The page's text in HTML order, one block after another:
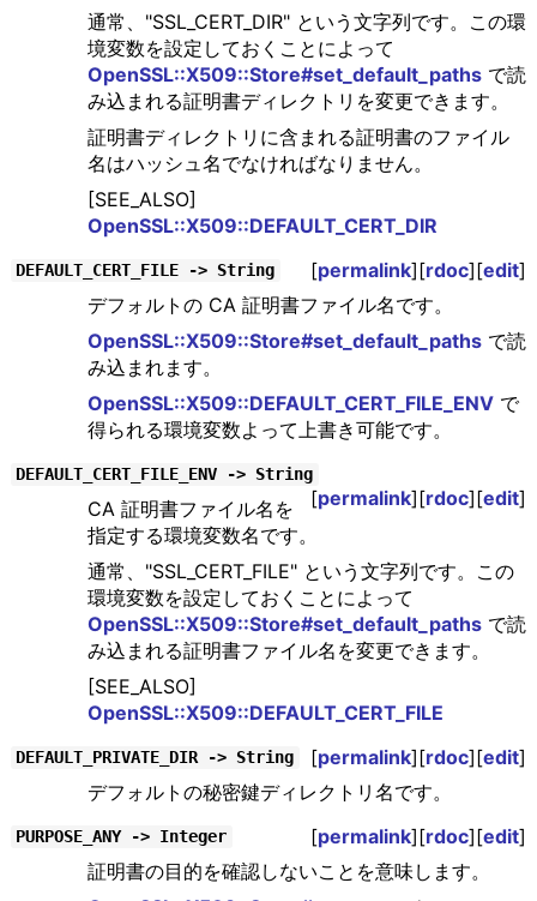
通常、"SSL_CERT_DIR" という文字列です。この環
境変数を設定しておくことによって
OpenSSL::X509::Store#set_default_pathsで読
み込まれる証明書ディレクトリを変更できます。
証明書ディレクトリに含まれる証明書のファイル
名はハッシュ名でなければなりません。
[SEE_ALSO]
OpenSSL::X509::DEFAULT_CERT_DIR
DEFAULT_CERT_FILE -> String [permalink][rdoc][edit]
デフォルトの CA 証明書ファイル名です。
OpenSSL::X509::Store#set_default_pathsで読
み込まれます。
OpenSSL::X509::DEFAULT_CERT_FILE_ENVで
得られる環境変数よって上書き可能です。
DEFAULT_CERT_FILE_ENV -> String
[permalink][rdoc][edit]
CA 証明書ファイル名を
指定する環境変数名です。
通常、"SSL_CERT_FILE" という文字列です。この
環境変数を設定しておくことによって
OpenSSL::X509::Store#set_default_pathsで読
み込まれる証明書ファイル名を変更できます。
[SEE_ALSO]
OpenSSL::X509::DEFAULT_CERT_FILE
DEFAULT_PRIVATE_DIR -> String [permalink][rdoc][edit]
デフォルトの秘密鍵ディレクトリ名です。
PURPOSE_ANY -> Integer [permalink][rdoc][edit]
証明書の目的を確認しないことを意味します。